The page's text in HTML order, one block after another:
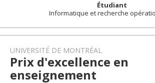
Étudiant
Informatique et recherche
UNIVERSITÉ DE MONTRÉAL
Prix d'excellence en
enseignement